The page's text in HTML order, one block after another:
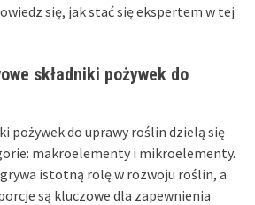
się, jak stać się ekspertem w tej
składniki pożywek do
pożywek do uprawy roślin dzielą się
makroelementy i mikroelementy.
istotną rolę w rozwoju roślin, a
są kluczowe dla zapewnienia